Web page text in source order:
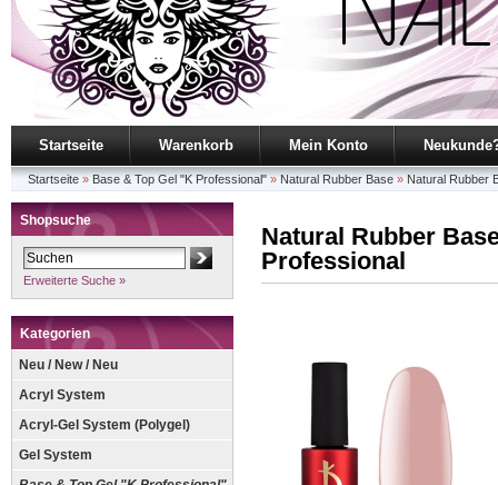
Startseite Warenkorb Mein Konto
Startseite » Base & Top Gel "K Professional" » Natural Rubber Base » Natural Rubber
Shopsuche
Erweiterte Suche »
Kategorien
Neu / New / Neu
Acryl System
Acryl-Gel System (Polygel)
Gel System
Natural Rubber
Professional